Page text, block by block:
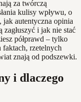
za twórczą
kulisy wpływu, o
autentyczna opinia
i jak nie stać
półprawd – tylko
faktach, rzetelnych
znają od podszewki.
i dlaczego